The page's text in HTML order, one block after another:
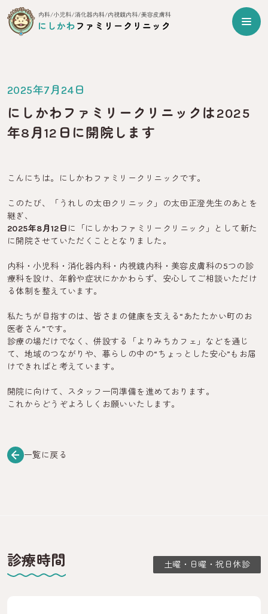
2025年7月24日
にしかわファミリークリニックは2025
年8月12日に開院します
こんにちは。にしかわファミリークリニックです。
このたび、「うれしの太田クリニック」の太田正澄先生のあとを
継ぎ、
2025年8月12日 に「にしかわファミリークリニック」として新た
に開院させていただくこととなりました。
内科・小児科・消化器内科・内視鏡内科・美容皮膚科の5つの診
療科を設け、年齢や症状にかかわらず、安心してご相談いただけ
る体制を整えています。
私たちが目指すのは、皆さまの健康を支える“あたたかい町のお
医者さん”です。
診療の場だけでなく、併設する「よりみちカフェ」などを通じ
て、地域のつながりや、暮らしの中の“ちょっとした安心”もお届
けできればと考えています。
開院に向けて、スタッフ一同準備を進めております。
これからどうぞよろしくお願いいたします。
一覧に戻る
診療時間 土曜・日曜・祝日休診